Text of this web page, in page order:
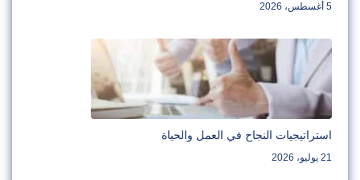
5 أغسطس، 2026
استراتيجيات النجاح في العمل والحياة
21 يوليو، 2026